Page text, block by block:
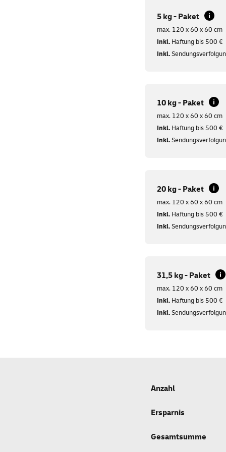
5 kg - Paket
max. 120 x 60 x 60 cm
Inkl. Haftung bis 500 €
Inkl.
10 kg - Paket
max. 120 x 60 x 60 cm
Inkl. Haftung bis 500 €
Inkl.
20 kg - Paket
max. 120 x 60 x 60 cm
Inkl. Haftung bis 500 €
Inkl.
31,5 kg - Paket
max. 120 x 60 x 60 cm
Inkl. Haftung bis 500 €
Inkl.
Anzahl
Ersparnis
Gesamtsumme